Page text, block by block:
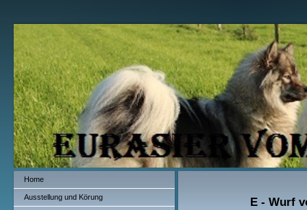
Home
Ausstellung und Körung E - Wurf